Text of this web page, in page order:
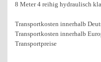
8 Meter 4 reihig hydraulisch
Transportkosten innerhalb
Transportkosten innerhalb
Transportpreise